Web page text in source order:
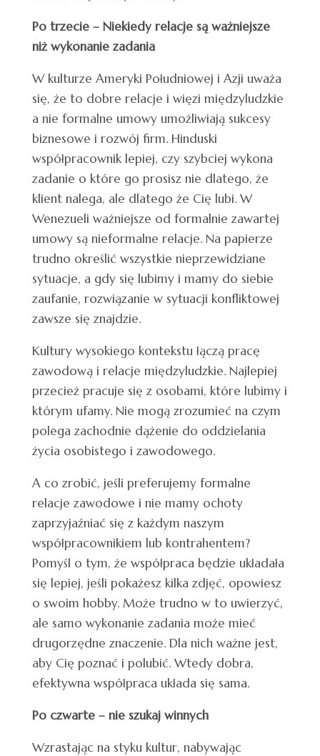
Po trzecie – Niekiedy relacje są ważniejsze
niż wykonanie zadania
W kulturze Ameryki Południowej i Azji uważa
się, że to dobre relacje i więzi międzyludzkie
a nie formalne umowy umożliwiają sukcesy
biznesowe i rozwój firm. Hinduski
współpracownik lepiej, czy szybciej wykona
zadanie o które go prosisz nie dlatego, że
klient nalega, ale dlatego że Cię lubi. W
Wenezueli ważniejsze od formalnie zawartej
umowy są nieformalne relacje. Na papierze
trudno określić wszystkie nieprzewidziane
sytuacje, a gdy się lubimy i mamy do siebie
zaufanie, rozwiązanie w sytuacji konfliktowej
zawsze się znajdzie.
Kultury wysokiego kontekstu łączą pracę
zawodową i relacje międzyludzkie. Najlepiej
przecież pracuje się z osobami, które lubimy i
którym ufamy. Nie mogą zrozumieć na czym
polega zachodnie dążenie do oddzielania
życia osobistego i zawodowego.
A co zrobić, jeśli preferujemy formalne
relacje zawodowe i nie mamy ochoty
zaprzyjaźniać się z każdym naszym
współpracownikiem lub kontrahentem?
Pomyśl o tym, że współpraca będzie układała
się lepiej, jeśli pokażesz kilka zdjęć, opowiesz
o swoim hobby. Może trudno w to uwierzyć,
ale samo wykonanie zadania może mieć
drugorzędne znaczenie. Dla nich ważne jest,
aby Cię poznać i polubić. Wtedy dobra,
efektywna współpraca układa się sama.
Po czwarte – nie szukaj winnych
Wzrastając na styku kultur, nabywając